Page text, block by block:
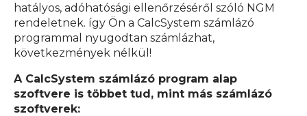
hatályos, adóhatósági ellenőrzéséről szóló NGM
rendeletnek. így Ön a CalcSystem számlázó
programmal nyugodtan számlázhat,
következmények nélkül!
A CalcSystem számlázó program alap
szoftvere is többet tud, mint más számlázó
szoftverek: